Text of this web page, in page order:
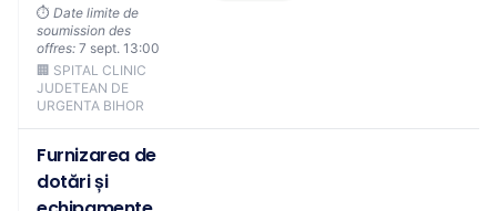
⏱️ Date limite de
soumission des
offres: 7 sept. 13:00
🏢 SPITAL CLINIC
JUDETEAN DE
URGENTA BIHOR
Furnizarea de
dotări și